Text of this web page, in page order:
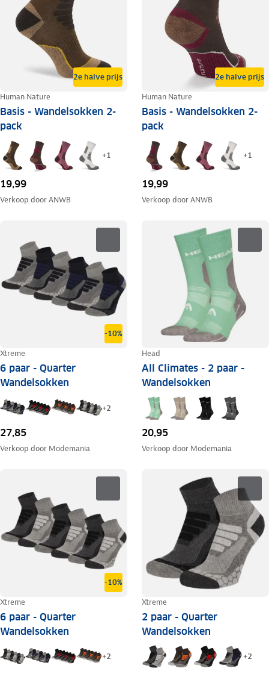
2e halve prijs
Human Nature
Basis - Wandelsokken 2-
pack
+1
19,99
Verkoop doorANWB
2e halve prijs
Human Nature
Basis - Wandelsokken 2-
pack
+1
19,99
Verkoop doorANWB
-10%
Xtreme
6 paar - Quarter
Wandelsokken
+2
27,85
Verkoop door Modemania
Head
All Climates - 2 paar -
Wandelsokken
20,95
Verkoop door Modemania
-10%
Xtreme
6 paar - Quarter
Wandelsokken
+2
Xtreme
2 paar - Quarter
Wandelsokken
+2